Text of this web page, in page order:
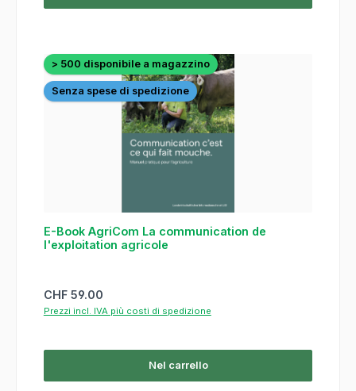
> 500 disponibile a magazzino
Senza spese di spedizione
E-Book AgriCom La communication de
l'exploitation agricole
Prezzo normale:
CHF 59.00
Prezzi incl. IVA più costi di spedizione
Nel carrello